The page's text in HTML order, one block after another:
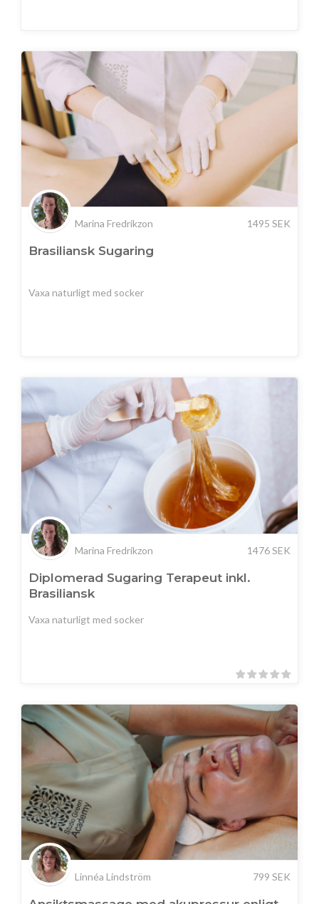
Marina Fredrikzon 1495 SEK
Brasiliansk Sugaring
Vaxa naturligt med socker
Marina Fredrikzon 1476SEK
Diplomerad Sugaring Terapeut inkl.
Brasiliansk
Vaxa naturligt med socker
Linnéa Lindström 799 SEK